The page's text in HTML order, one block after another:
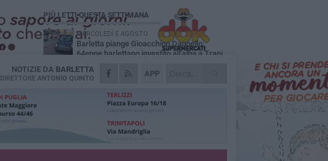
APP
NOTIZIE DA BARLETTA
DIRETTORE ANTONIO QUINTO
PIÙ LETTI QUESTA SETTIMANA
MERCOLEDÌ 5 AGOSTO
Barletta piange Gioacchino Dagnello:
64enne barlettano investito all'alba a Trani
GIOVEDÌ 6 AGOSTO
Il ricordo di "Cecco", il benzinaio col
separavano dalla pensione»
MERCOLEDÌ 5 AGOSTO
sopralluogo nell'area dell'evento
DOMENICA 2 AGOSTO
Beni confiscati alla mafia. Nasce il servizio